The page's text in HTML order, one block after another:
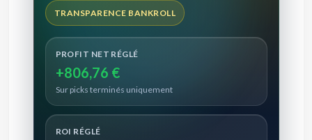
TRANSPARENCE BANKROLL
PROFIT NET RÉGLÉ
+806,76 €
Sur picks terminés uniquement
ROI RÉGLÉ